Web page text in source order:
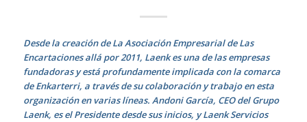
Desde la creación de La Asociación Empresarial de Las
Encartaciones allá por 2011, Laenk es una de las empresas
fundadoras y está profundamente implicada con la comarca
de Enkarterri, a través de su colaboración y trabajo en esta
organización en varias líneas. Andoni García, CEO del Grupo
Laenk, es el Presidente desde sus inicios, y Laenk Servicios